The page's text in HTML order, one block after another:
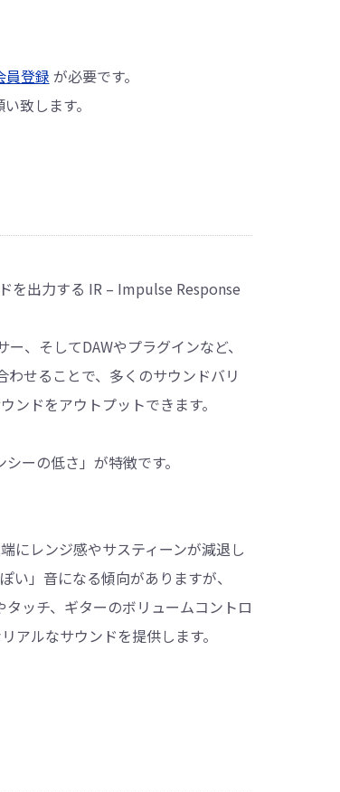
員登録 が必要です。
致します。
を出力する IR – Impulse Response
、そしてDAWやプラグインなど、
せることで、多くのサウンドバリ
ドをアウトプットできます。
ーの低さ」が特徴です。
にレンジ感やサスティーンが減退し
」音になる傾向がありますが、
タッチ、ギターのボリュームコントロ
アルなサウンドを提供します。